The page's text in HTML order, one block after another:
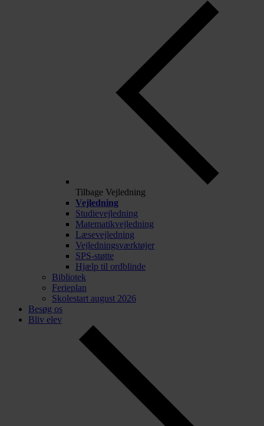
Tilbage Vejledning
Vejledning
Studievejledning
Matematikvejledning
Læsevejledning
Vejledningsværktøjer
SPS-støtte
Hjælp til ordblinde
Bibliotek
Ferieplan
Skolestart august 2026
Besøg os
Bliv elev